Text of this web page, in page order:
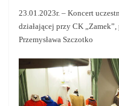
23.01.2023r. – Koncert
działającej przy CK
Przemysława Szczotko